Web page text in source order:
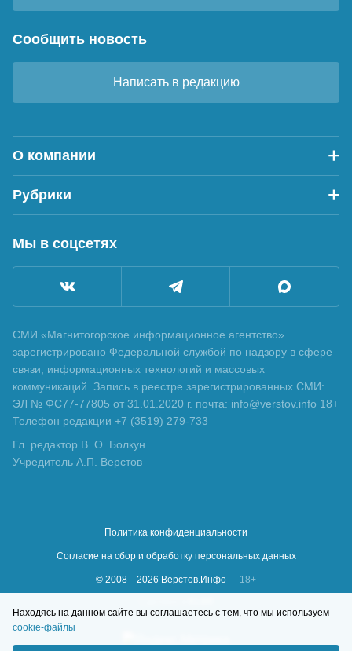
Сообщить новость
Написать в редакцию
О компании
Рубрики
Мы в соцсетях
СМИ «Магнитогорское информационное агентство»
зарегистрировано Федеральной службой по надзору в сфере
связи, информационных технологий и массовых
коммуникаций. Запись в реестре зарегистрированных СМИ:
ЭЛ № ФС77-77805 от 31.01.2020 г. почта: info@verstov.info 18+
Телефон редакции +7 (3519) 279-733
Гл. редактор В. О. Болкун
Учредитель А.П. Верстов
Политика конфиденциальности
Согласие на сбор и обработку персональных данных
© 2008—2026 Верстов.Инфо
18+
Находясь на данном сайте вы соглашаетесь с тем, что мы используем
cookie-файлы